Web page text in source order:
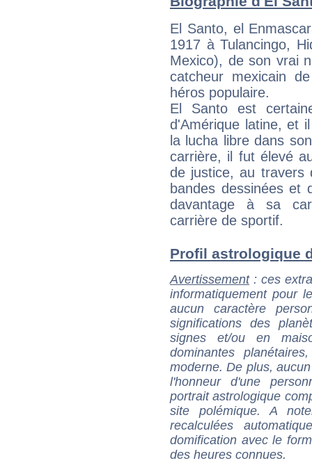
El Santo, el
1917 à Tulancingo,
Mexico), de son vrai
catcheur mexicain
héros populaire.
El Santo est
d'Amérique latine, et
la lucha libre dans
carrière, il fut élevé
de justice, au travers
bandes dessinées et
davantage à sa
carrière de sportif.
Profil astrologique
Avertissement: ces
informatiquement pour
aucun caractère
significations des
signes et/ou en
dominantes
moderne. De plus,
l'honneur d'une
portrait astrologique
site polémique. A
recalculées
domification avec le
des heures connues.